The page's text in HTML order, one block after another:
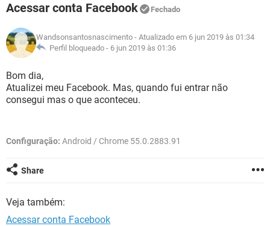
INSTAGRAM GMAIL
GUIA DE COMPRAS
INSTAGRAM GMAIL
GUIA DE COMPRAS
JOGOS WHATSAPP
CELULAR
OUTLOOK EXCEL
INSTAGRAM
GUIA DE COMPRAS
JOGOS WHATSAPP
CELULAR
OUTLOOK
INSTAGRAM
GLOSSÁRIO
JOGOS
CELULAR FACEBOOK
Acessar conta Facebook Fechado
Wandsonsantosnascimento - Atualizado em 6 jun 2019 às 01:34
Perfil bloqueado - 6 jun 2019 às 01:36
Bom dia,
Atualizei meu Facebook. Mas, quando fui entrar não
consegui mas o que aconteceu.
Configuração: Android / Chrome 55.0.2883.91
Share
Veja também:
Acessar conta Facebook